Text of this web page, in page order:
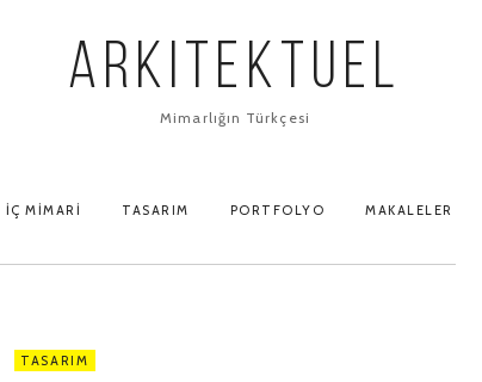
ARKITEKTUEL
Mimarlığın Türkçesi
İÇ MIMARI TASARIM PORTFOLYO MAKALELER
TASARIM